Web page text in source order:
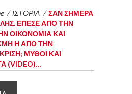
/ΙΣΤΟΡΙΑ /ΣΑΝ ΣΗΜΕΡΑ
ΕΠΕΣΕ ΑΠΟ ΤΗΝ
ΟΙΚΟΝΟΜΙΑ ΚΑΙ
Η ΑΠΟ ΤΗΝ
ΜΥΘΟΙ ΚΑΙ
(VIDEO)…